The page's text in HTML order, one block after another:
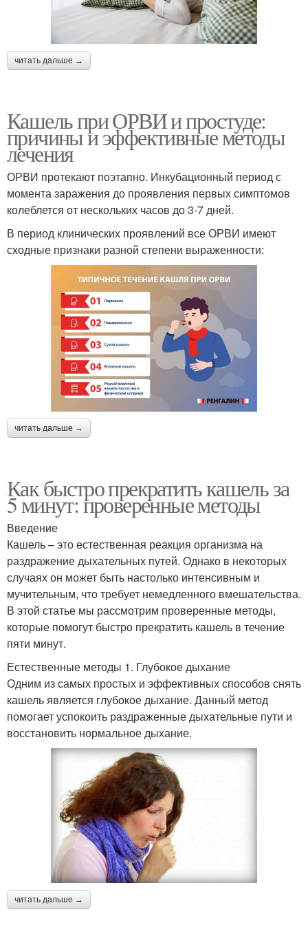
читать дальше →
Кашель при ОРВИ и простуде:
причины и эффективные методы
лечения
ОРВИ протекают поэтапно. Инкубационный период с
момента заражения до проявления первых симптомов
колеблется от нескольких часов до 3-7 дней.
В период клинических проявлений все ОРВИ имеют
сходные признаки разной степени выраженности:
читать дальше →
Как быстро прекратить кашель за
5 минут: проверенные методы
Введение
Кашель – это естественная реакция организма на
раздражение дыхательных путей. Однако в некоторых
случаях он может быть настолько интенсивным и
мучительным, что требует немедленного вмешательства.
В этой статье мы рассмотрим проверенные методы,
которые помогут быстро прекратить кашель в течение
пяти минут.
Естественные методы 1. Глубокое дыхание
Одним из самых простых и эффективных способов снять
кашель является глубокое дыхание. Данный метод
помогает успокоить раздраженные дыхательные пути и
восстановить нормальное дыхание.
читать дальше →